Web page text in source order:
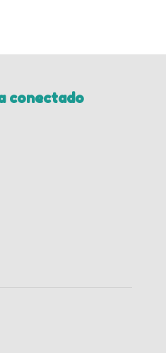
conectado